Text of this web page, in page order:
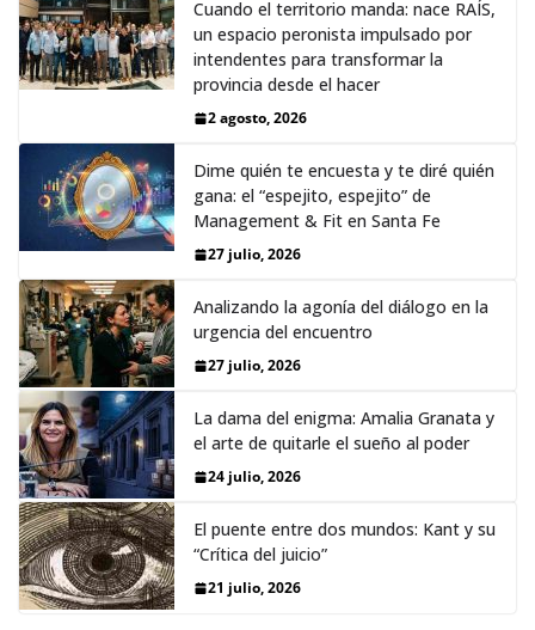
Cuando el territorio manda: nace RAÍS,
un espacio peronista impulsado por
intendentes para transformar la
provincia desde el hacer
2 agosto, 2026
Dime quién te encuesta y te diré quién
gana: el “espejito, espejito” de
Management & Fit en Santa Fe
27 julio, 2026
Analizando la agonía del diálogo en la
urgencia del encuentro
27 julio, 2026
La dama del enigma: Amalia Granata y
el arte de quitarle el sueño al poder
24 julio, 2026
El puente entre dos mundos: Kant y su
“Crítica del juicio”
21 julio, 2026